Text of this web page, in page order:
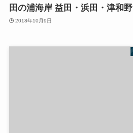
田の浦海岸 益田・浜田・津和野
2018年10月9日